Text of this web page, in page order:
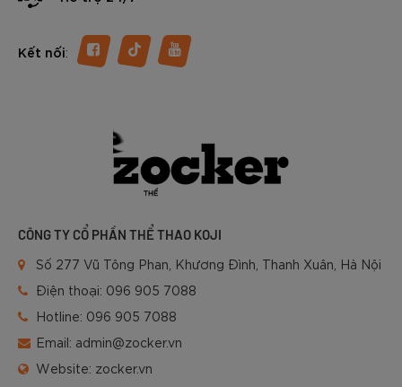
Kết nối:
CÔNG TY CỔ PHẦN THỂ THAO KOJI
Số 277 Vũ Tông Phan, Khương Đình, Thanh Xuân, Hà Nội
Điện thoại: 096 905 7088
Hotline: 096 905 7088
Email: admin@zocker.vn
Website: zocker.vn